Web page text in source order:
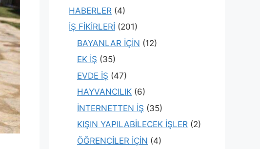
HABERLER (4)
İŞ FİKİRLERİ (201)
BAYANLAR İÇİN (12)
EK İŞ (35)
EVDE İŞ (47)
HAYVANCILIK (6)
İNTERNETTEN İŞ (35)
KIŞIN YAPILABİLECEK İŞLER (2)
ÖĞRENCİLER İÇİN (4)